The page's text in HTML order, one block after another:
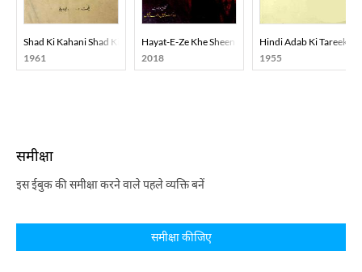
Shad Ki Kahani Shad Ki Zubani
1961
Hayat-E-Ze Khe Sheen
2018
Hindi Adab Ki Tareekh
1955
समीक्षा
इस ईबुक की समीक्षा करने वाले पहले व्यक्ति बनें
समीक्षा कीजिए